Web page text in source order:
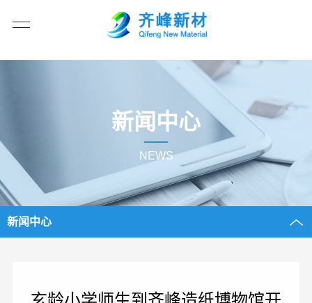
新闻中心
NEWS
新闻中心